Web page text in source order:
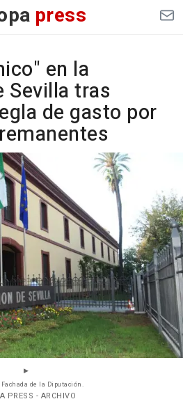
press
en la
Sevilla tras
de gasto por
de la Diputación.
PRESS - ARCHIVO